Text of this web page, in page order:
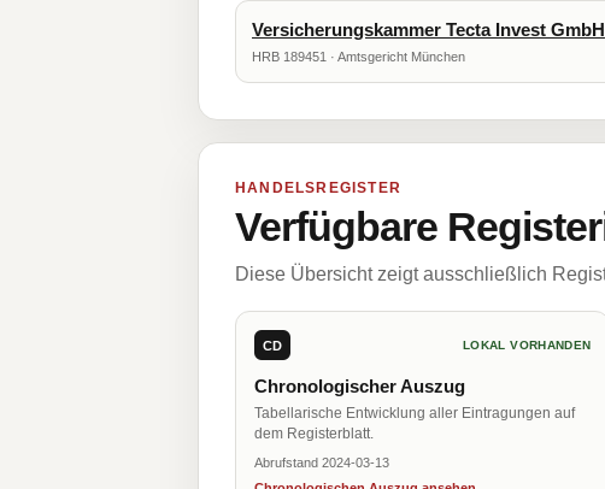
Versicherungskammer Tecta Invest GmbH
HRB 189451 · Amtsgericht München
HANDELSREGISTER
Verfügbare
Diese Übersicht zeigt ausschließlich
CD LOKAL VORHANDEN
Chronologischer Auszug
Tabellarische Entwicklung aller Eintragungen auf
dem Registerblatt.
Abrufstand 2024-03-13